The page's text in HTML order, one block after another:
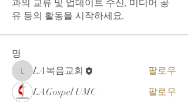
과의 교류 및 업데이트 수신, 미디어 공
유 등의 활동을 시작하세요.
명
LA복음교회
LA복음교회
팔로우
LAGospel UMC
팔로우